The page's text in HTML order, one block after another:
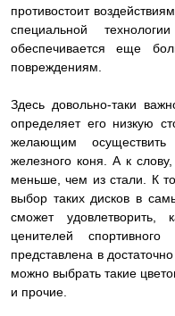
противостоит
специальной
обеспечивается еще
повреждениям.
Здесь довольно-таки
определяет его низкую
желающим
железного коня. А к
меньше, чем из стали. К
выбор таких дисков в
сможет
ценителей
представлена в
можно выбрать такие
и прочие.